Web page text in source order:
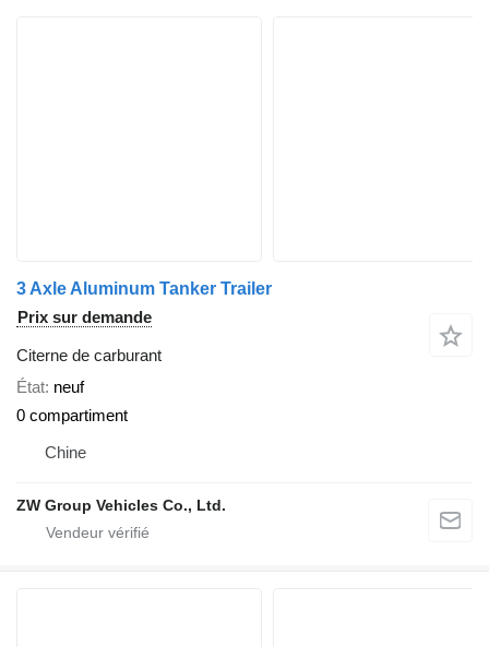
3 Axle Aluminum Tanker Trailer
Prix sur demande
Citerne de carburant
État neuf
0 compartiment
Chine
ZW Group Vehicles Co., Ltd.